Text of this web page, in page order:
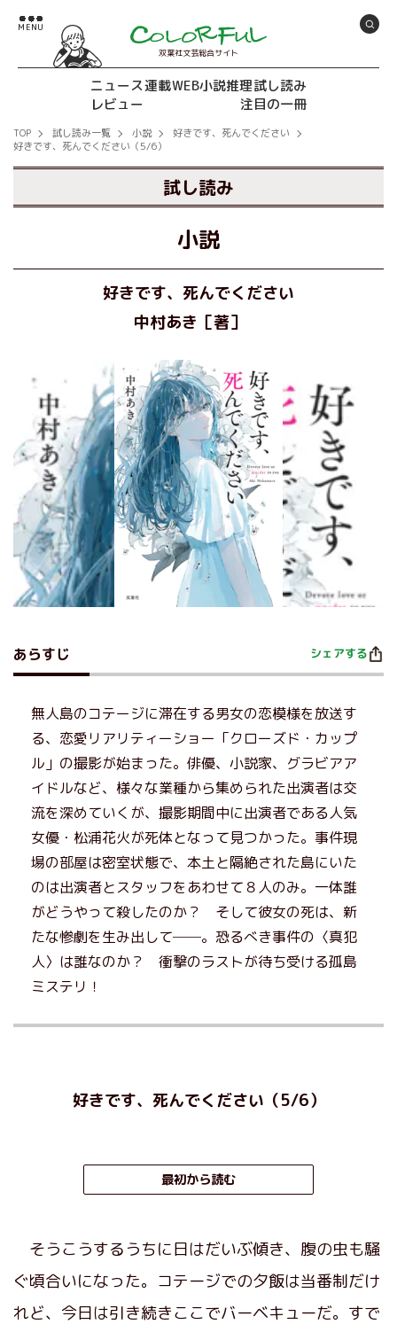
双葉社文芸総合サイト
ニュース連載WEB小説推理試し読み
レビュー
注目の一冊
TOP 試し読み一覧 小説
好きです、死んでください
好きです、死んでください（5/6）
試し読み
小説
好きです、死んでください
中村あき［著］
あらすじ シェアする
無人島のコテージに滞在する男女の恋模様を放送す
る、恋愛リアリティーショー「クローズド・カップ
ル」の撮影が始まった。俳優、小説家、グラビアア
イドルなど、様々な業種から集められた出演者は交
流を深めていくが、撮影期間中に出演者である人気
女優・松浦花火が死体となって見つかった。事件現
場の部屋は密室状態で、本土と隔絶された島にいた
のは出演者とスタッフをあわせて８人のみ。一体誰
がどうやって殺したのか？ そして彼女の死は、新
たな惨劇を生み出して──。恐るべき事件の〈真犯
人〉は誰なのか？ 衝撃のラストが待ち受ける孤島
ミステリ！
好きです、死んでください（5/6）
最初から読む
そうこうするうちに日はだいぶ傾き、腹の虫も騒
ぐ頃合いになった。コテージでの夕飯は当番制だけ
れど、今日は引き続きここでバーベキューだ。すで